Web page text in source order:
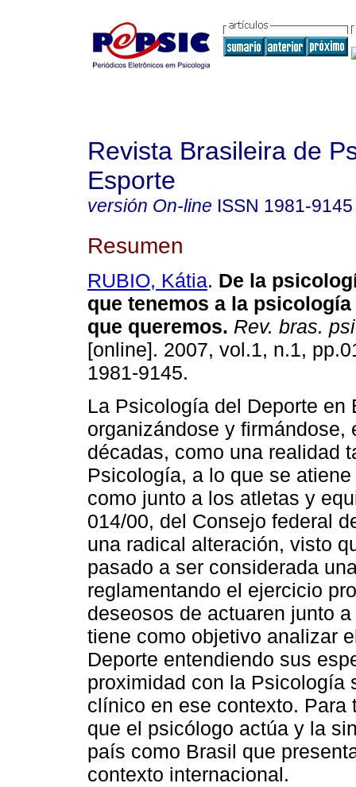
Revista Brasileira de
Esporte
versión On-line ISSN 1981-9145
Resumen
RUBIO, Kátia. De la
que tenemos a la
que queremos. Rev. bras.
[online]. 2007, vol.1, n.1,
1981-9145.
La Psicología del Deporte en
organizándose y firmándose,
décadas, como una realidad
Psicología, a lo que se
como junto a los atletas y
014/00, del Consejo federal
una radical alteración, visto
pasado a ser considerada
reglamentando el ejercicio
deseosos de actuaren junto
tiene como objetivo analizar
Deporte entendiendo sus
proximidad con la Psicología
clínico en ese contexto.
que el psicólogo actúa y la
país como Brasil que
contexto internacional.